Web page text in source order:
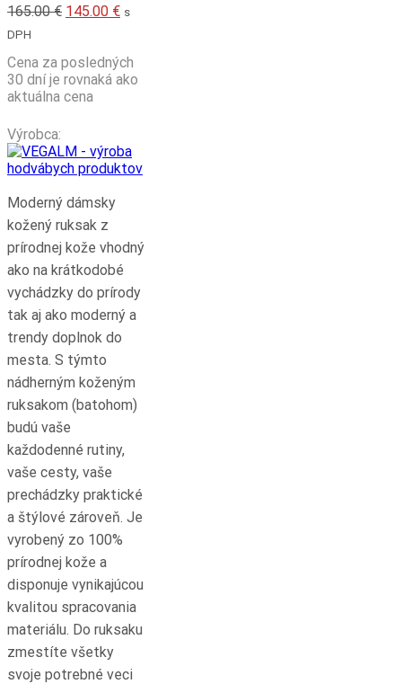
165.00€ Pôvodná
bola:
165.00 €.
145.00 €Aktuálna
je:
145.00 €.
s
DPH
Cena za posledných
30 dní je rovnaká ako
aktuálna cena
Výrobca:
Moderný dámsky
kožený ruksak z
prírodnej kože vhodný
ako na krátkodobé
vychádzky do prírody
tak aj ako moderný a
trendy doplnok do
mesta. S týmto
nádherným koženým
ruksakom (batohom)
budú vaše
každodenné rutiny,
vaše cesty, vaše
prechádzky praktické
a štýlové zároveň. Je
vyrobený zo 100%
prírodnej kože a
disponuje vynikajúcou
kvalitou spracovania
materiálu. Do ruksaku
zmestíte všetky
svoje potrebné veci